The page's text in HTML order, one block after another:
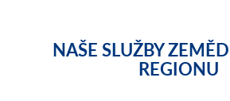
NAŠE SLUŽBY
REGIONU